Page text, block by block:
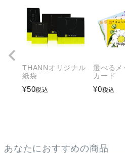
THANNオリジナル
紙袋
¥50税込
選べるメ
カード
¥0税込
あなたにおすすめの商品